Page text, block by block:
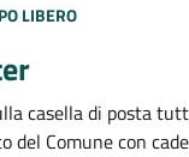
LIBERO
casella di posta
del Comune con